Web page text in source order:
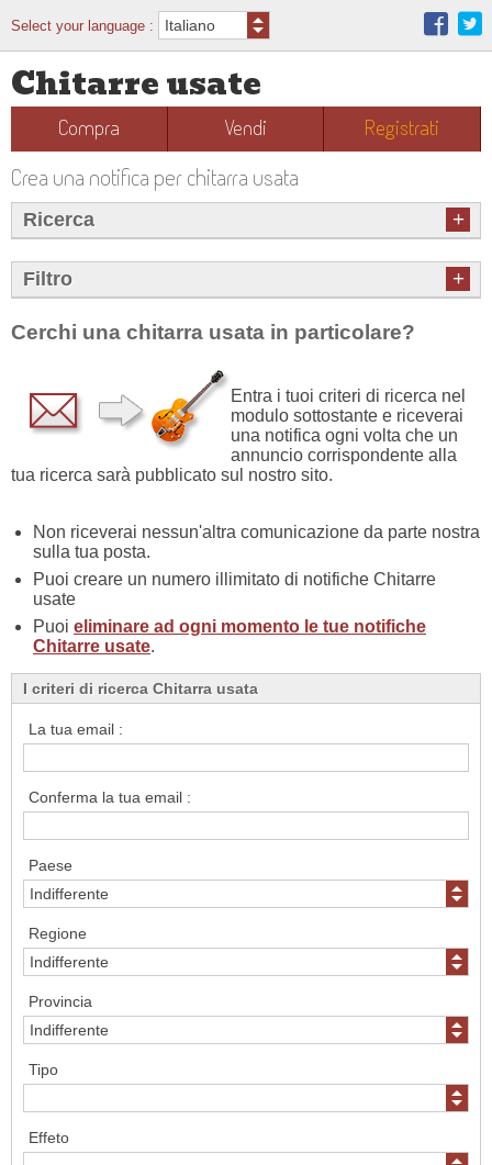
Select your language :
Chitarre usate
Compra Vendi Registrati
Crea una notifica per chitarra usata
Ricerca +
Filtro +
Cerchi una chitarra usata in particolare?
Entra i tuoi criteri di ricerca nel
modulo sottostante e riceverai
una notifica ogni volta che un
annuncio corrispondente alla
tua ricerca sarà pubblicato sul nostro sito.
Non riceverai nessun'altra comunicazione da parte nostra
sulla tua posta.
Puoi creare un numero illimitato di notifiche Chitarre
usate
Puoi eliminare ad ogni momento le tue notifiche
Chitarre usate.
I criteri di ricerca Chitarra usata
La tua email :
Conferma la tua email :
Paese
Regione
Provincia
Tipo
Effeto